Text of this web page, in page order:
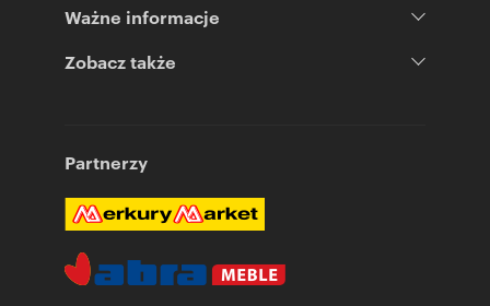
Ważne informacje
Zobacz także
Partnerzy